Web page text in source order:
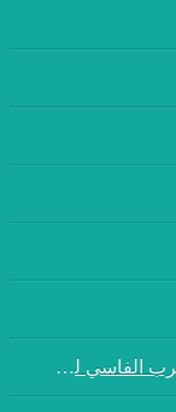
في الجمع العام الثالث لفريق المغرب الفاسي لكرة القدم: